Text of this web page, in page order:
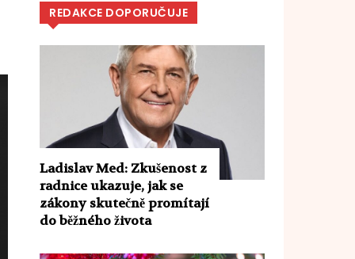
REDAKCE DOPORUČUJE
Ladislav Med: Zkušenost z
radnice ukazuje, jak se
zákony skutečně promítají
do běžného života